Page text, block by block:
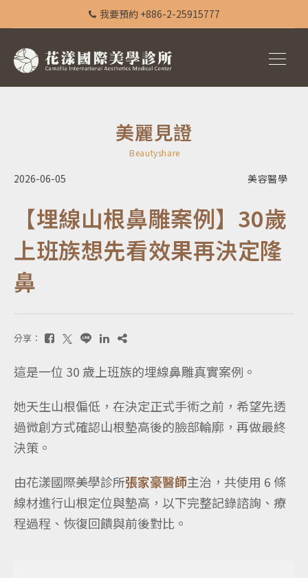
我要預約 +886-2-25915777
美麗見證
Beautyshare
2026-06-05 美容醫學
【埋線山根鼻雕案例】30歲
上班族想先看效果再決定隆
鼻
分享：
這是一位 30 歲上班族的埋線鼻雕真實案例。
她天生山根偏低，在決定正式手術之前，希望先透
過微創方式確認山根墊高後的臉部輪廓，再做最終
決策。
由花漾國際美學診所張家豪醫師主治，共使用 6 條
線材進行山根定位與墊高，以下完整記錄諮詢、療
程過程、恢復回饋與前後對比。